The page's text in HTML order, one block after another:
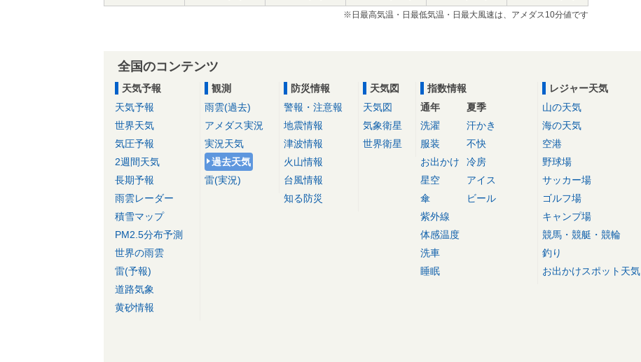
※日最高気温・日最低気温・日最大風速は、アメダス10分値です
全国のコンテンツ
天気予報
天気予報
世界天気
気圧予報
2週間天気
長期予報
雨雲レーダー
積雪マップ
PM2.5分布予測
世界の雨雲
雷(予報)
道路気象
黄砂情報
観測
雨雲(過去)
アメダス実況
実況天気
過去天気
雷(実況)
防災情報
警報・注意報
地震情報
津波情報
火山情報
台風情報
知る防災
天気図
天気図
気象衛星
世界衛星
指数情報
通年
洗濯
服装
お出かけ
星空
傘
紫外線
体感温度
洗車
睡眠
夏季
汗かき
不快
冷房
アイス
ビール
レジャー天気
山の天気
海の天気
空港
野球場
サッカー場
ゴルフ場
キャンプ場
競馬・競艇・競輪
釣り
お出かけスポット天気